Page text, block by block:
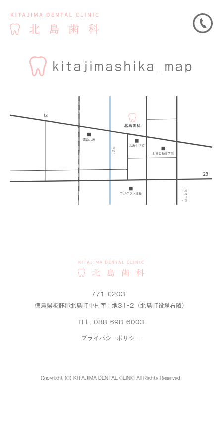
kitajimashika_map
771-0203
徳島県板野郡北島町中村字上地31-2（北島町役場右隣）
TEL. 088-698-6003
プライバシーポリシー
Copyright (C) KITAJIMA DENTAL CLINIC All Rights Reserved.